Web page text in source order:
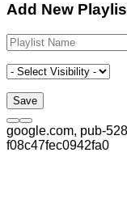
Add New
google.com, pub-
f08c47fec0942fa0